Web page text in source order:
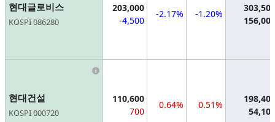
현대글로비스
KOSPI 086280
203,000
-4,500
-2.17% -1.20%
303,500
156,000
현대건설
KOSPI 000720
Information
110,600
700
0.64% 0.51%
198,400
54,100